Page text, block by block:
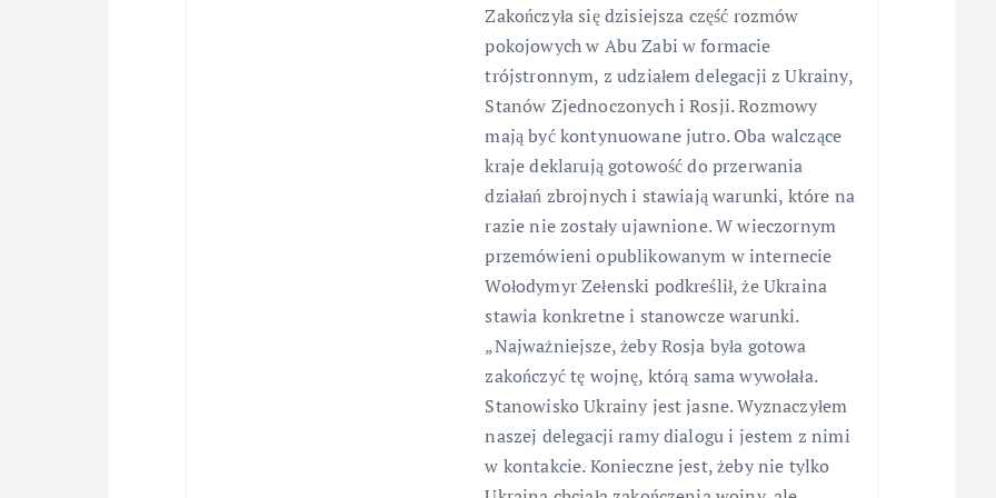
Zakończyła się dzisiejsza część rozmów
pokojowych w Abu Zabi w formacie
trójstronnym, z udziałem delegacji z Ukrainy,
Stanów Zjednoczonych i Rosji. Rozmowy
mają być kontynuowane jutro. Oba walczące
kraje deklarują gotowość do przerwania
działań zbrojnych i stawiają warunki, które na
razie nie zostały ujawnione. W wieczornym
przemówieni opublikowanym w internecie
Wołodymyr Zełenski podkreślił, że Ukraina
stawia konkretne i stanowcze warunki.
„Najważniejsze, żeby Rosja była gotowa
zakończyć tę wojnę, którą sama wywołała.
Stanowisko Ukrainy jest jasne. Wyznaczyłem
naszej delegacji ramy dialogu i jestem z nimi
w kontakcie. Konieczne jest, żeby nie tylko